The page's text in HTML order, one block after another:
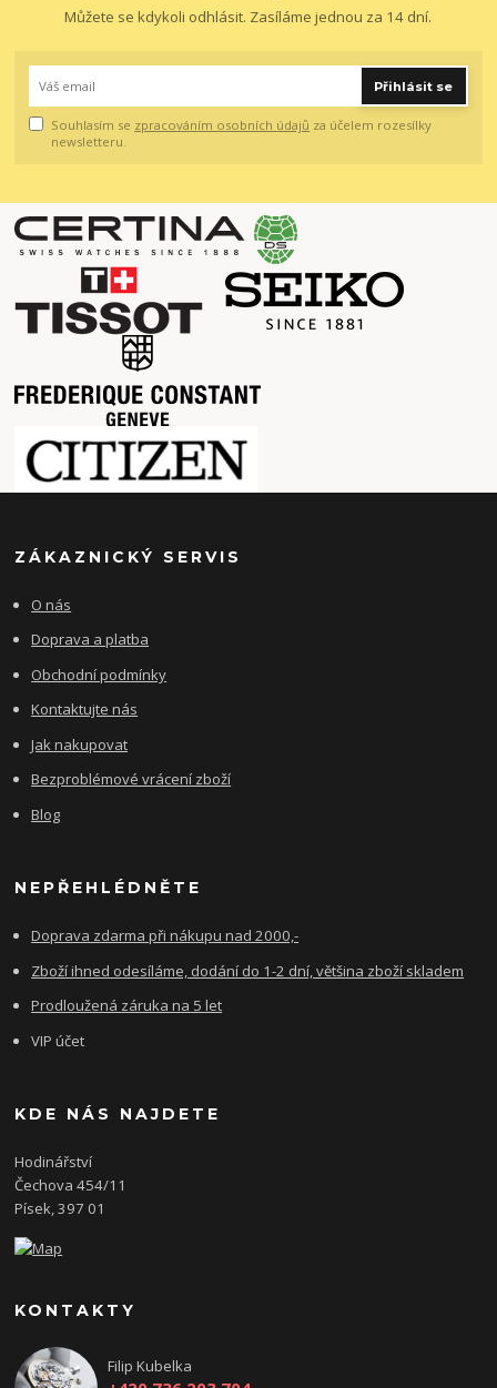
Můžete se kdykoli odhlásit. Zasíláme jednou za 14 dní.
Přihlásit se
Souhlasím se zpracováním osobních údajů za účelem rozesílky
newsletteru.
ZÁKAZNICKÝ SERVIS
O nás
Doprava a platba
Obchodní podmínky
Kontaktujte nás
Jak nakupovat
Bezproblémové vrácení zboží
Blog
NEPŘEHLÉDNĚTE
Doprava zdarma při nákupu nad 2000,-
Zboží ihned odesíláme, dodání do 1-2 dní, většina zboží skladem
Prodloužená záruka na 5 let
VIP účet
KDE NÁS NAJDETE
Hodinářství
Čechova 454/11
Písek, 397 01
KONTAKTY
Filip Kubelka